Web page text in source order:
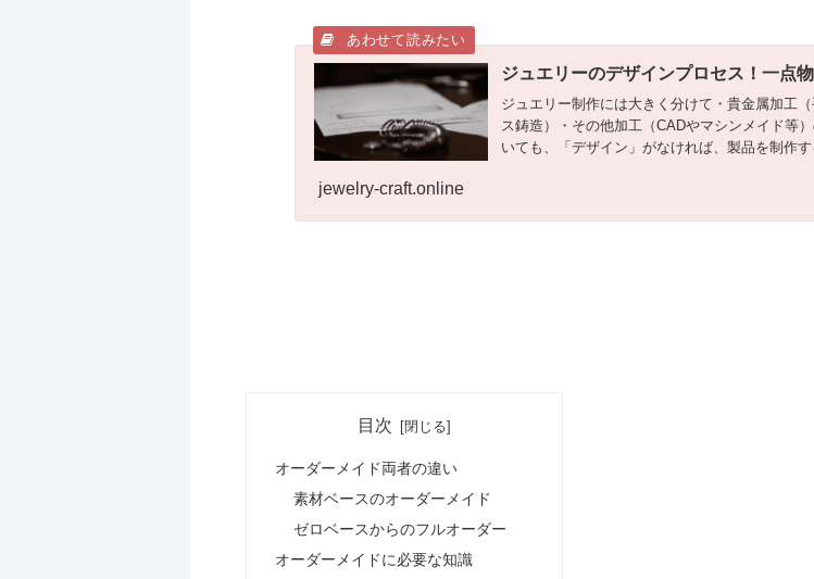
ジュエリーのデザインプロセス！一点
ジュエリー制作には大きく分けて・貴金属加工
ス鋳造）・その他加工（CADやマシンメイド等
いても、「デザイン」がなければ、製品を制作
jewelry-craft.online
目次
オーダーメイド両者の違い
素材ベースのオーダーメイド
ゼロベースからのフルオーダー
オーダーメイドに必要な知識